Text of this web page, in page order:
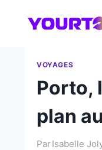
VOYAGES
Porto,
plan
ParIsabelle